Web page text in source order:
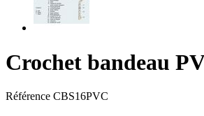
Crochet bandeau
Référence CBS16PVC